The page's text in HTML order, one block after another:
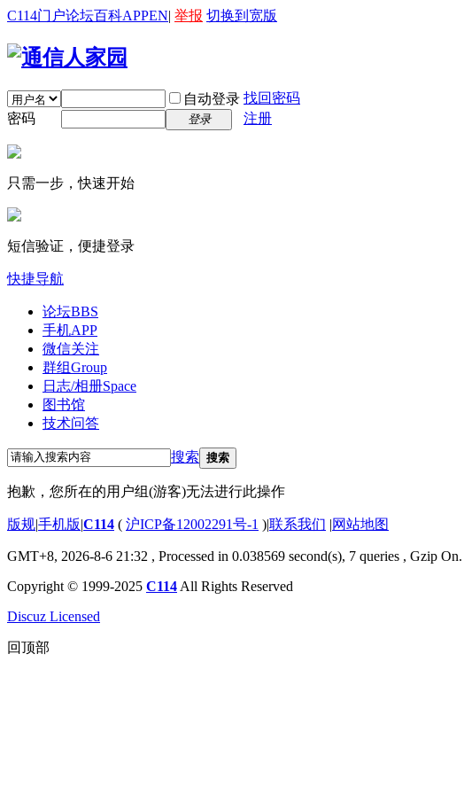
C114门户论坛百科APPEN| 举报 切换到宽版
自动登录 找回密码
密码
登录 注册
只需一步，快速开始
短信验证，便捷登录
快捷导航
论坛BBS
手机APP
微信关注
群组Group
日志/相册Space
图书馆
技术问答
搜索 搜索
抱歉，您所在的用户组(游客)无法进行此操作
版规|手机版|C114 ( 沪ICP备12002291号-1 )|联系我们 |网站地图
GMT+8, 2026-8-6 21:32 , Processed in 0.038569 second(s), 7 queries , Gzip On.
Copyright © 1999-2025 C114 All Rights Reserved
Discuz Licensed
回顶部